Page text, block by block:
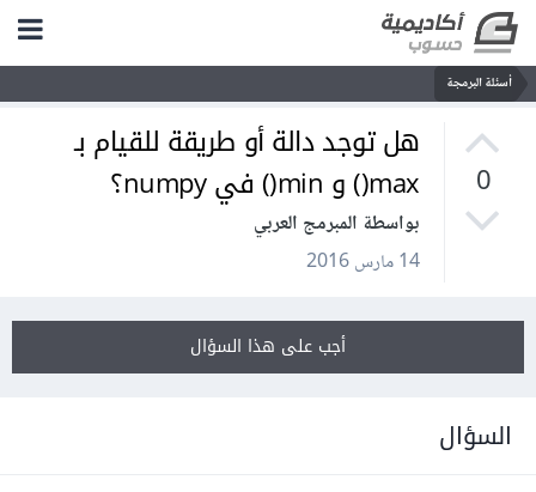
أسئلة البرمجة
0
هل توجد دالة أو طريقة للقيام بـ
max() و min() في numpy؟
بواسطة المبرمج العربي
14 مارس 2016
أجب على هذا السؤال
السؤال